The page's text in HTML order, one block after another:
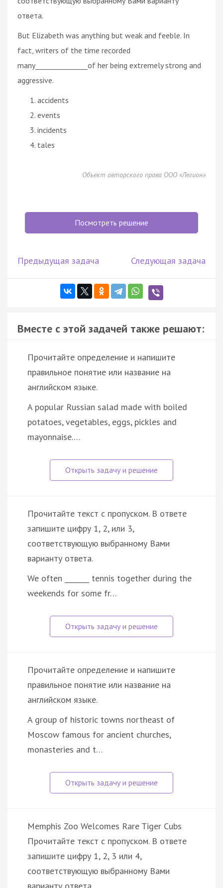
ответа.
But Elizabeth was anything but weak and feeble. In
fact, writers of the time recorded
many_______________of her being extremely strong and
aggressive.
accidents
events
incidents
tales
Объект авторского права ООО «Легион»
Посмотреть решение
Предыдущая задача Следующая задача
Вместе с этой задачей также решают:
Прочитайте определение и напишите
правильное понятие или название на
английском языке.
A popular Russian salad made with boiled
potatoes, vegetables, eggs, pickles and
mayonnaise.…
Прочитайте текст с пропуском. В ответе
запишите цифру 1, 2, или 3,
соответствующую выбранному Вами
варианту ответа.
We often _______ tennis together during the
weekends for some fr…
Прочитайте определение и напишите
правильное понятие или название на
английском языке.
A group of historic towns northeast of
Moscow famous for ancient churches,
monasteries and t…
Memphis Zoo Welcomes Rare Tiger Cubs
Прочитайте текст с пропуском. В ответе
запишите цифру 1, 2, 3 или 4,
соответствующую выбранному Вами
варианту ответа.